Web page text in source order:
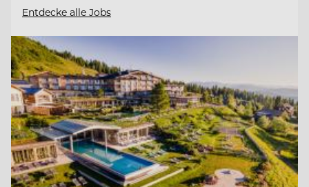
Entdecke alle Jobs